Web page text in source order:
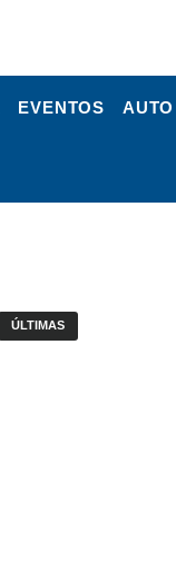
EVENTOS AUTO
ÚLTIMAS